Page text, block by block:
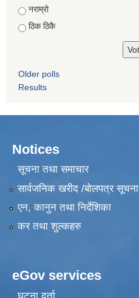
नराम्रो
ठिक ठिकै
Older polls
Results
Notices
सूचना तथा समाचार
सार्वजनिक खरीद /बोलपत्र सूचना
एन, कानुन तथा निर्देशिका
कर तथा शुल्कहरु
eGov services